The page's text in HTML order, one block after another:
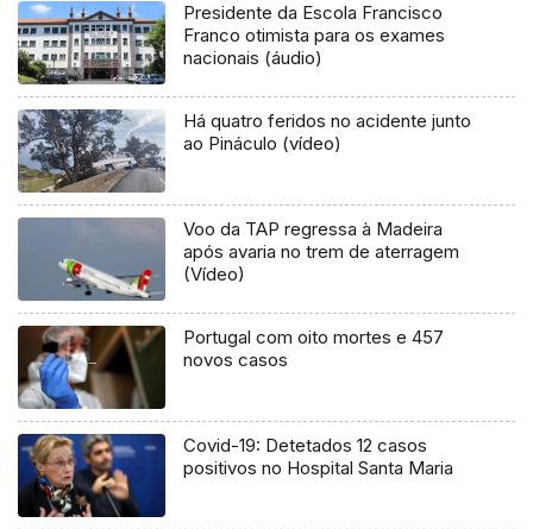
Presidente da Escola Francisco
Franco otimista para os exames
nacionais (áudio)
Há quatro feridos no acidente junto
ao Pináculo (vídeo)
Voo da TAP regressa à Madeira
após avaria no trem de aterragem
(Vídeo)
Portugal com oito mortes e 457
novos casos
Covid-19: Detetados 12 casos
positivos no Hospital Santa Maria